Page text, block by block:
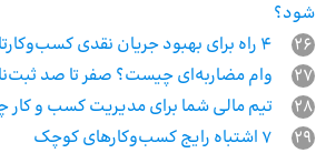
شود؟
26
27
وام مضاربه‌ای چیست؟ صفر تا صد
28
تیم مالی شما برای مدیریت کسب و کار
29